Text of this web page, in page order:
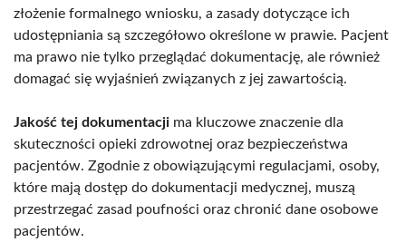
złożenie formalnego wniosku, a zasady dotyczące ich
udostępniania są szczegółowo określone w prawie. Pacjent
ma prawo nie tylko przeglądać dokumentację, ale również
domagać się wyjaśnień związanych z jej zawartością.
Jakość tej dokumentacji ma kluczowe znaczenie dla
skuteczności opieki zdrowotnej oraz bezpieczeństwa
pacjentów. Zgodnie z obowiązującymi regulacjami, osoby,
które mają dostęp do dokumentacji medycznej, muszą
przestrzegać zasad poufności oraz chronić dane osobowe
pacjentów.